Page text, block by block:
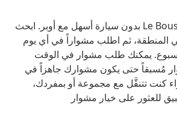
أصبح التنقل في Le Bouscat بدون سيارة أسهل مع أوبر. ابحث
المنطقة، ثم اطلب مشواراً في أي يوم
يمكنك طلب مشوار في الوقت
مُسبقاً حتى يكون مشوارك جاهزاً في
كنت تتنقَّل مع مجموعة أو بمفردك،
للعثور على خيار مشوار